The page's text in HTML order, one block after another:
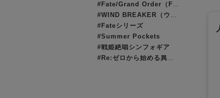
#Fate/Grand Order（FGO）
#WIND BREAKER（ウィンブレ）
#Fateシリーズ
#Summer Pockets
#戦姫絶唱シンフォギア
#Re:ゼロから始める異世界生活（リゼロ）